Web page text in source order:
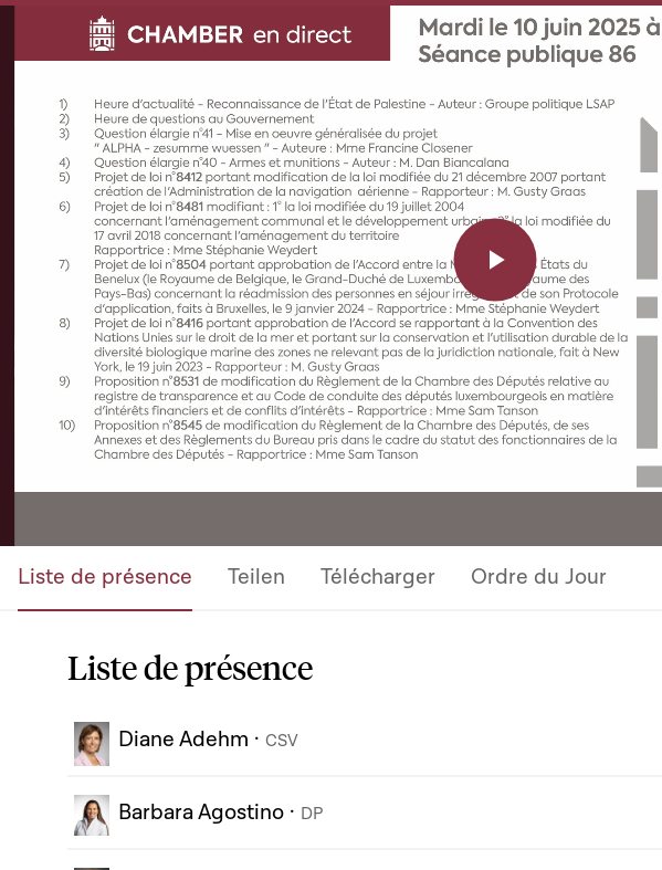
Play
Video
Liste de présence Teilen Télécharger Ordre du Jour
Liste de présence
Diane Adehm · CSV
Barbara Agostino · DP